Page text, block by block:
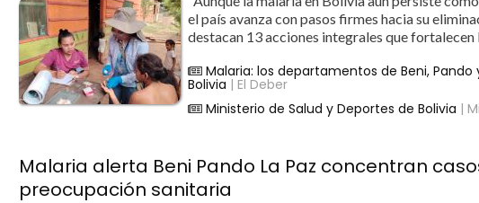
el país avanza con pasos firmes hacia su
destacan 13 acciones integrales que fortalecen
Malaria: los departamentos de Beni,
Bolivia | El Deber
Ministerio de Salud y Deportes de Bolivia |
Malaria alerta Beni Pando La Paz concentran
preocupación sanitaria